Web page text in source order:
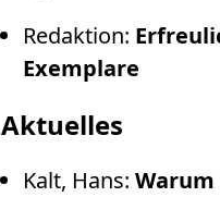
Redaktion:
Exemplare
Aktuelles
Kalt, Hans: